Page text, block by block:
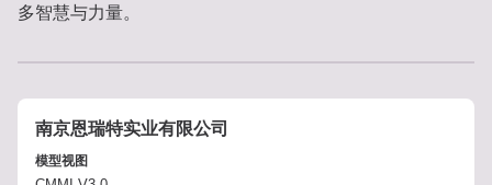
多智慧与力量。
南京恩瑞特实业有限公司
模型视图